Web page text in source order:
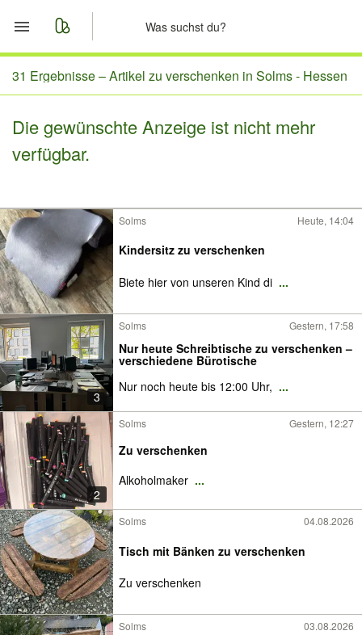
Start
Nachrichten
31 Ergebnisse –Artikel zu verschenken in Solms - Hessen
Die gewünschte Anzeige ist nicht mehr
verfügbar.
Solms Heute, 14:04
Kindersitz zu verschenken
Biete hier von unseren Kind di ...
3
Solms Gestern, 17:58
Nur heute Schreibtische zu verschenken –
verschiedene Bürotische
Nur noch heute bis 12:00 Uhr, ...
2
Solms Gestern, 12:27
Zu verschenken
Alkoholmaker ...
Solms 04.08.2026
Tisch mit Bänken zu verschenken
Zu verschenken
Solms 03.08.2026